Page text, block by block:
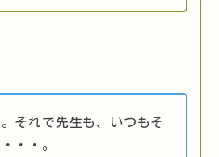
それで先生も、いつもそ
・・。